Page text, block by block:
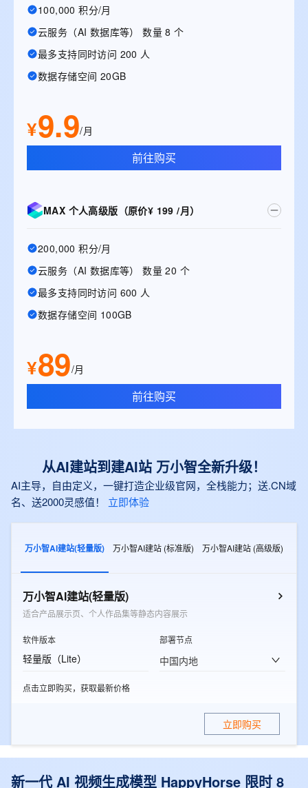
100,000 积分/月
云服务（AI 数据库等） 数量 8 个
最多支持同时访问 200 人
数据存储空间 20GB
¥9.9/月
前往购买
MAX 个人高级版（原价¥ 199 /月）
200,000 积分/月
云服务（AI 数据库等） 数量 20 个
最多支持同时访问 600 人
数据存储空间 100GB
¥89/月
前往购买
从AI建站到建AI站 万小智全新升级！
AI主导，自由定义，一键打造企业级官网，全栈能力；送.CN域
名、送2000灵感值！
立即体验
万小智AI建站(轻量版) 万小智AI建站 (标准版) 万小智AI建站 (高级版)
万小智AI建站(轻量版)
适合产品展示页、个人作品集等静态内容展示
软件版本
轻量版（Lite）
部署节点
中国内地
点击立即购买，获取最新价格
立即购买
新一代 AI 视频生成模型 HappyHorse 限时 8